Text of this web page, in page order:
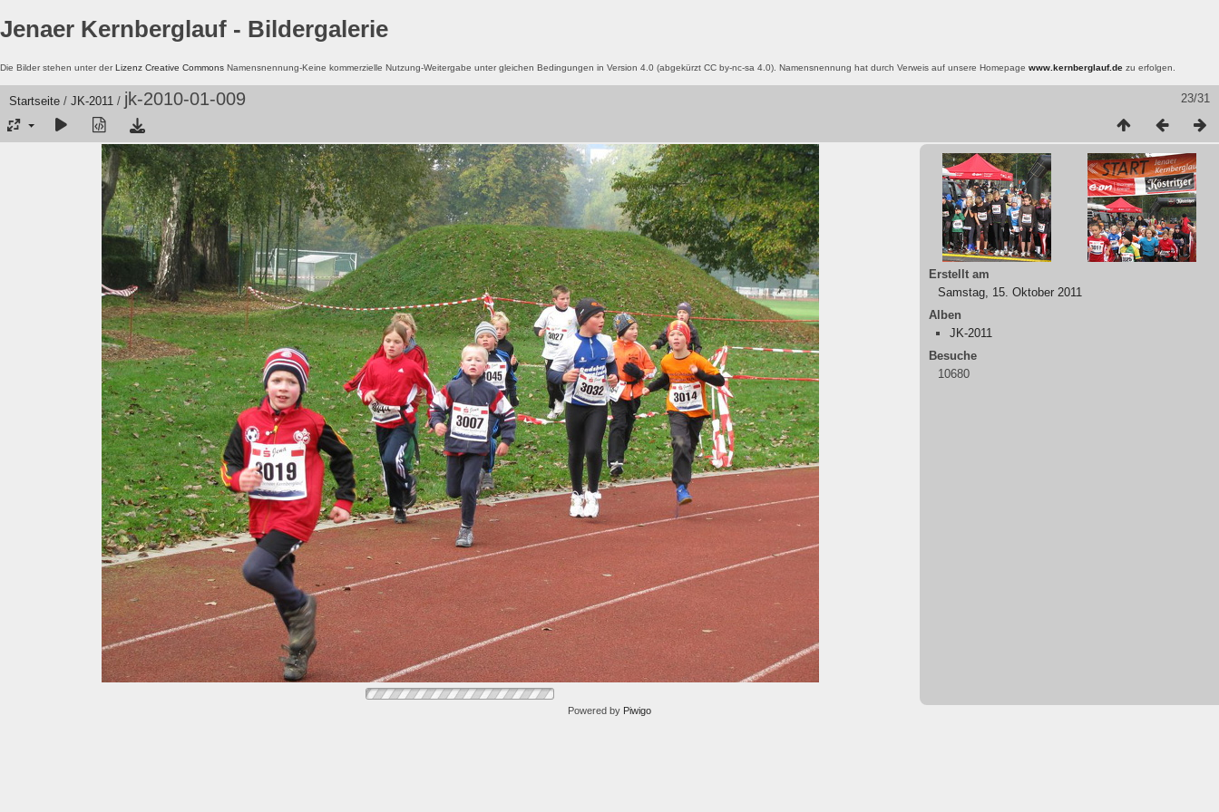
Jenaer Kernberglauf - Bildergalerie
Die Bilder stehen unter derLizenz Creative Commons Namensnennung-Keine kommerzielle Nutzung-Weitergabe unter gleichen Bedingungen in Version 4.0 (abgekürzt CC by-nc-sa 4.0). Namensnennung hat durch Verweis auf unsere Homepage www.kernberglauf.de zu erfolgen.
23/31
Startseite / JK-2011 / jk-2010-01-009
Erstellt am
Samstag, 15. Oktober 2011
Alben
JK-2011
Besuche
10680
Powered by Piwigo